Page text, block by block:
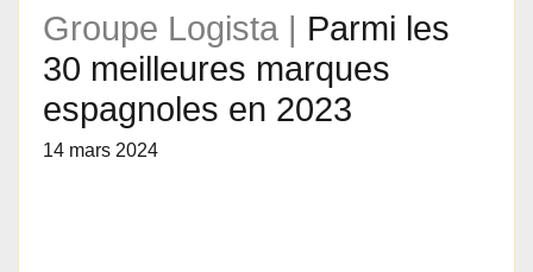
Groupe Logista | Parmi les
30 meilleures marques
espagnoles en 2023
14 mars 2024